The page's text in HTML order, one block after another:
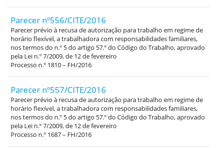
Parecer nº556/CITE/2016
Parecer prévio à recusa de autorização para trabalho em regime de
horário flexível, a trabalhadora com responsabilidades familiares,
nos termos do n.º 5 do artigo 57.º do Código do Trabalho, aprovado
pela Lei n.º 7/2009, de 12 de fevereiro
Processo n.º 1810 – FH/2016
Parecer nº557/CITE/2016
Parecer prévio à recusa de autorização para trabalho em regime de
horário flexível, a trabalhadora com responsabilidades familiares,
nos termos do n.º 5 do artigo 57.º do Código do Trabalho, aprovado
pela Lei n.º 7/2009, de 12 de fevereiro
Processo n.º 1687 – FH/2016